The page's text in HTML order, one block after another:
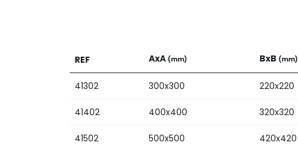
REF AxA (mm) BxB (mm)
41302 300x300 220x220
41402 400x400 320x320
41502 500x500 420x420